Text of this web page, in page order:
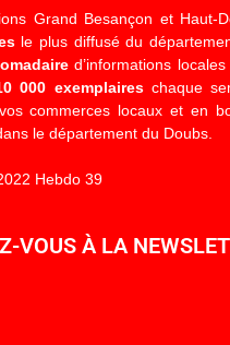
Grand Besançon et Haut-
le plus diffusé du
d’informations
000 exemplaireschaque
commerces locaux et en
le département du Doubs.
Hebdo 39
VOUS À LA